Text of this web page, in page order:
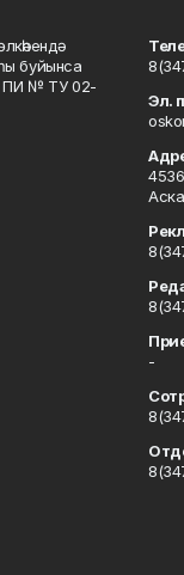
буйынса
ПИ № ТУ 02-
Эл.
-